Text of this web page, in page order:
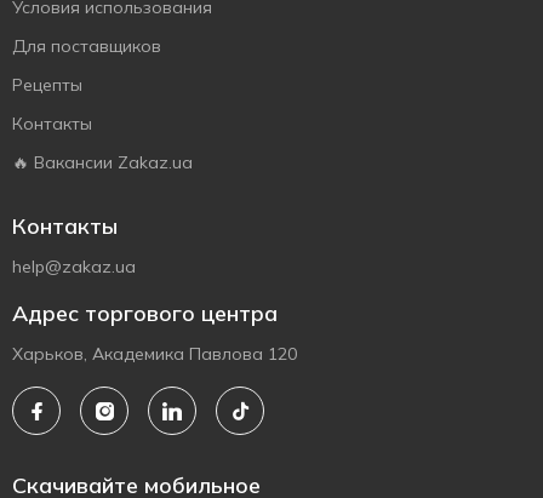
Условия использования
Для поставщиков
Рецепты
Контакты
🔥 Вакансии Zakaz.ua
Контакты
help@zakaz.ua
Адрес торгового центра
Харьков, Академика Павлова 120
Скачивайте мобильное